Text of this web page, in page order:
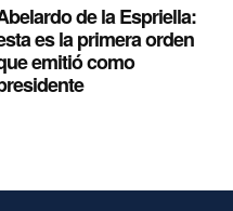
de la Espriella:
es la primera orden
emitió como